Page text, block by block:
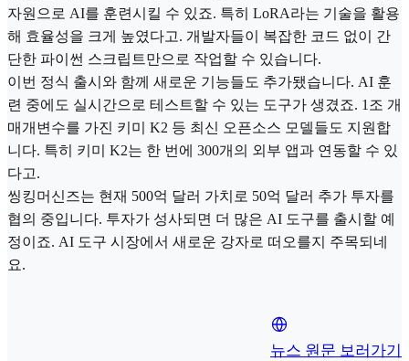
자원으로 AI를 훈련시킬 수 있죠. 특히 LoRA라는 기술을 활용
해 효율성을 크게 높였다고. 개발자들이 복잡한 코드 없이 간
단한 파이썬 스크립트만으로 작업할 수 있습니다.
이번 정식 출시와 함께 새로운 기능들도 추가됐습니다. AI 훈
련 중에도 실시간으로 테스트할 수 있는 도구가 생겼죠. 1조 개
매개변수를 가진 키미 K2 등 최신 오픈소스 모델들도 지원합
니다. 특히 키미 K2는 한 번에 300개의 외부 앱과 연동할 수 있
다고.
씽킹머신즈는 현재 500억 달러 가치로 50억 달러 추가 투자를
협의 중입니다. 투자가 성사되면 더 많은 AI 도구를 출시할 예
정이죠. AI 도구 시장에서 새로운 강자로 떠오를지 주목되네
요.
뉴스 원문 보러가기